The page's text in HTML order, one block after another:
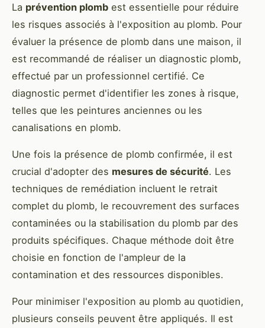
La prévention plomb est essentielle pour réduire
les risques associés à l'exposition au plomb. Pour
évaluer la présence de plomb dans une maison, il
est recommandé de réaliser un diagnostic plomb,
effectué par un professionnel certifié. Ce
diagnostic permet d'identifier les zones à risque,
telles que les peintures anciennes ou les
canalisations en plomb.
Une fois la présence de plomb confirmée, il est
crucial d'adopter des mesures de sécurité. Les
techniques de remédiation incluent le retrait
complet du plomb, le recouvrement des surfaces
contaminées ou la stabilisation du plomb par des
produits spécifiques. Chaque méthode doit être
choisie en fonction de l'ampleur de la
contamination et des ressources disponibles.
Pour minimiser l'exposition au plomb au quotidien,
plusieurs conseils peuvent être appliqués. Il est